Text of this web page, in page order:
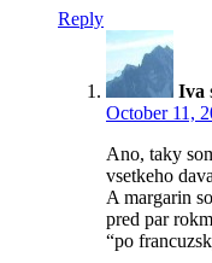
Reply
Iva
October 11,
Ano, taky
vsetkeho
A margarin
pred par
“po